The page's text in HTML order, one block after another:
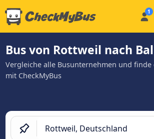
Bus von Rottweil nach
Vergleiche alle Busunternehmen und finde
mit CheckMyBus